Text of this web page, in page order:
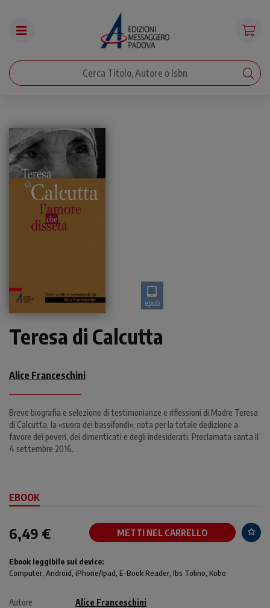
epub
Teresa di Calcutta
Alice Franceschini
Breve biografia e selezione di testimonianze e riflessioni di Madre Teresa
di Calcutta, la «suora dei bassifondi», nota per la totale dedizione a
favore dei poveri, dei dimenticati e degli indesiderati. Proclamata santa il
4 settembre 2016.
EBOOK
6,49 € METTI NEL CARRELLO
Ebook leggibile sui device:
Computer, Android, iPhone/Ipad, E-Book Reader, Ibs Tolino, Kobo
Autore
Alice Franceschini